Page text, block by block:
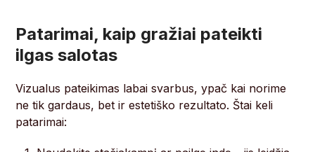
Patarimai, kaip gražiai pateikti
ilgas salotas
Vizualus pateikimas labai svarbus, ypač kai norime
ne tik gardaus, bet ir estetiško rezultato. Štai keli
patarimai: